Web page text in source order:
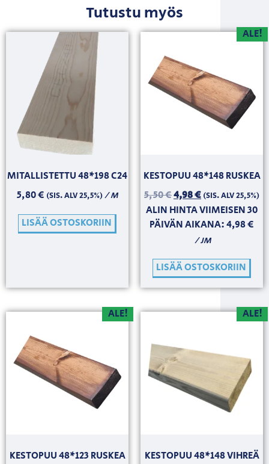
Tutustu myös
MITALLISTETTU 48*198 C24
5,80€ (SIS. ALV 25,5%)/ M
LISÄÄ OSTOSKORIIN
ALE!
KESTOPUU 48*148 RUSKEA
5,50€4,98€ (SIS. ALV 25,5%)
ALIN HINTA VIIMEISEN 30
PÄIVÄN AIKANA:4,98€
/ JM
LISÄÄ OSTOSKORIIN
ALE!
KESTOPUU 48*123 RUSKEA
ALE!
KESTOPUU 48*148 VIHREÄ